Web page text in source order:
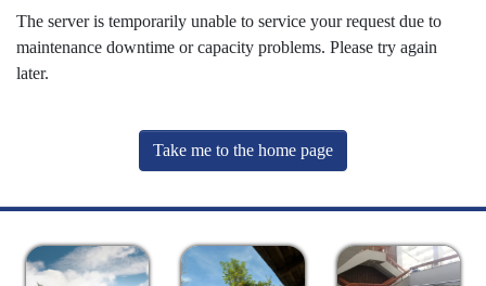
The server is temporarily unable to service your request due to
maintenance downtime or capacity problems. Please try again
later.
Take me to the home page